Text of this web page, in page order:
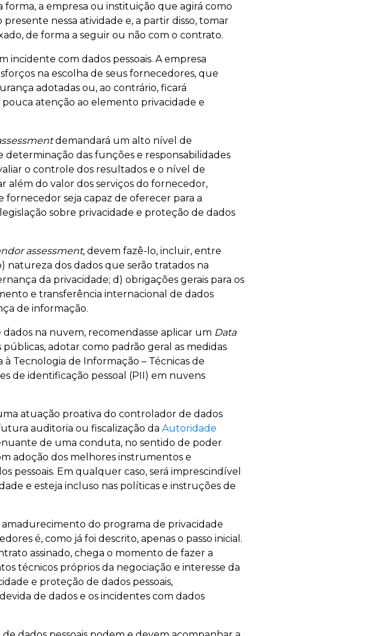
forma, a empresa ou instituição que agirá como
nessa atividade e, a partir disso, tomar
de forma a seguir ou não com o contrato.
incidente com dados pessoais. A empresa
na escolha de seus fornecedores, que
adotadas ou, ao contrário, ficará
atenção ao elemento privacidade e
demandará um alto nível de
das funções e responsabilidades
o controle dos resultados e o nível de
além do valor dos serviços do fornecedor,
fornecedor seja capaz de oferecer para a
sobre privacidade e proteção de dados
assessment, devem fazê-lo, incluir, entre
dos dados que serão tratados na
da privacidade; d) obrigações gerais para os
e transferência internacional de dados
de informação.
na nuvem, recomendasse aplicar um Data
adotar como padrão geral as medidas
à Tecnologia de Informação – Técnicas de
de identificação pessoal (PII) em nuvens
atuação proativa do controlador de dados
auditoria ou fiscalização da Autoridade
de uma conduta, no sentido de poder
adoção dos melhores instrumentos e
pessoais. Em qualquer caso, será imprescindível
e esteja incluso nas políticas e instruções de
do programa de privacidade
é, como já foi descrito, apenas o passo inicial.
assinado, chega o momento de fazer a
técnicos próprios da negociação e interesse da
e proteção de dados pessoais,
de dados e os incidentes com dados